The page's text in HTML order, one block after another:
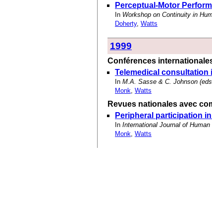
Perceptual-Motor
In Workshop on Continuity in
Doherty, Watts
1999
Conférences
Telemedical consultation
In M.A. Sasse & C. Johnson
Monk, Watts
Revues nationales avec
Peripheral participation
In International Journal of
Monk, Watts